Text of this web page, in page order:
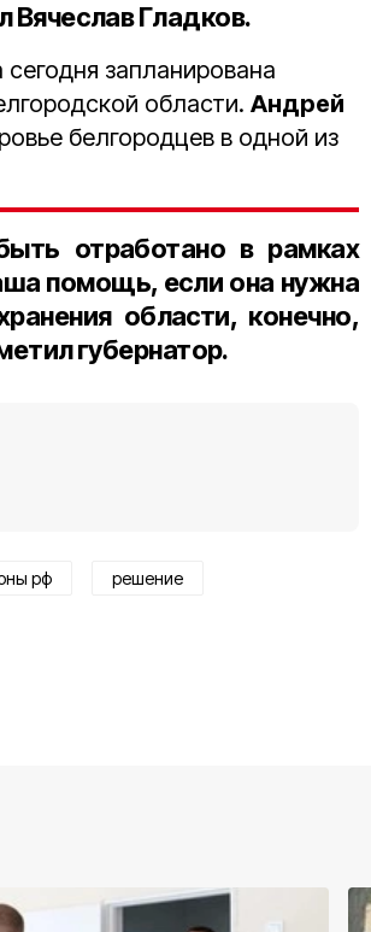
Вячеслав Гладков.
запланирована
области. Андрей
белгородцев в одной из
отработано в рамках
помощь, если она нужна
области, конечно,
губернатор.
рф решение